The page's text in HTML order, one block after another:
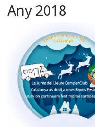
Any 2018